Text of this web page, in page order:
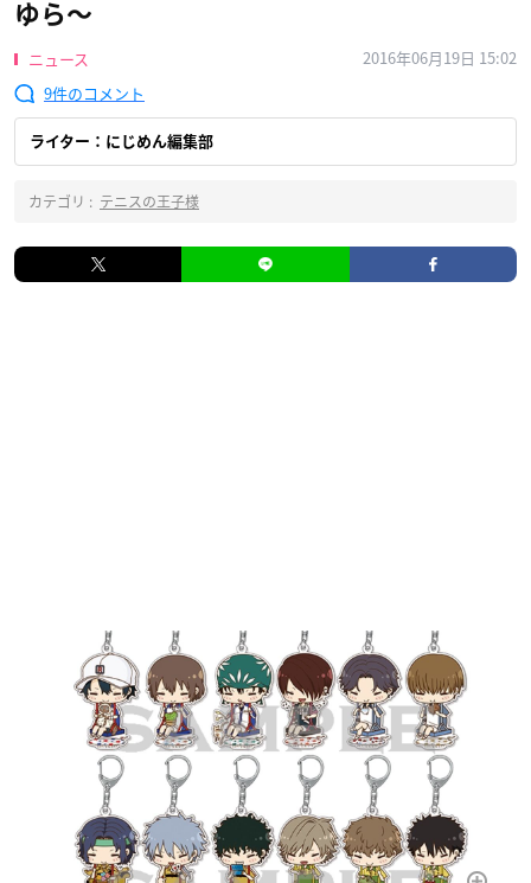
ゆら〜
ニュース
2016年06月19日 15:02
9
ライター：にじめん編集部
カテゴリ : テニスの王子様